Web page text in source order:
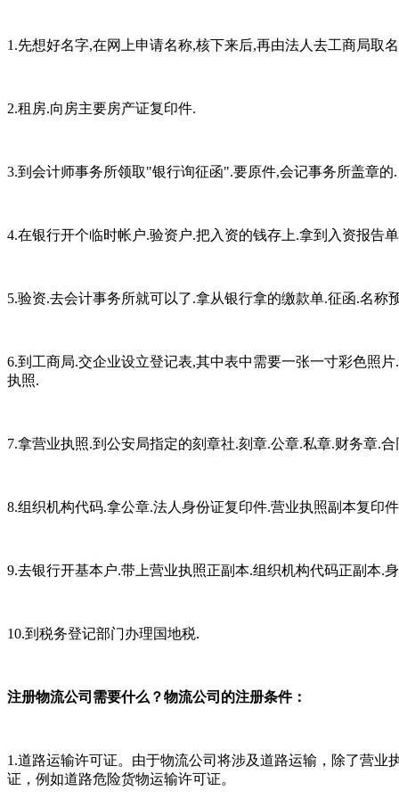
1.先想好名字,在网上申请名称,核下来后,再由法人去工商局取
2.租房.向房主要房产证复印件.
3.到会计师事务所领取"银行询征函".要原件,会记事务所盖章的.
4.在银行开个临时帐户.验资户.把入资的钱存上.拿到入资报告
5.验资.去会计事务所就可以了.拿从银行拿的缴款单.征函.名
6.到工商局.交企业设立登记表,其中表中需要一张一寸彩色照
执照.
7.拿营业执照.到公安局指定的刻章社.刻章.公章.私章.财务章.合
8.组织机构代码.拿公章.法人身份证复印件.营业执照副本复印
9.去银行开基本户.带上营业执照正副本.组织机构代码正副本.
10.到税务登记部门办理国地税.
注册物流公司需要什么？物流公司的注册条件：
1.道路运输许可证。由于物流公司将涉及道路运输，除了营
证，例如道路危险货物运输许可证。